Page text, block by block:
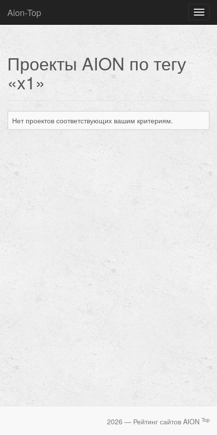
Aion-Top
Проекты AION по тегу
«x1»
Нет проектов соответствующих вашим критериям.
2026 — Рейтинг сайтов AION Top